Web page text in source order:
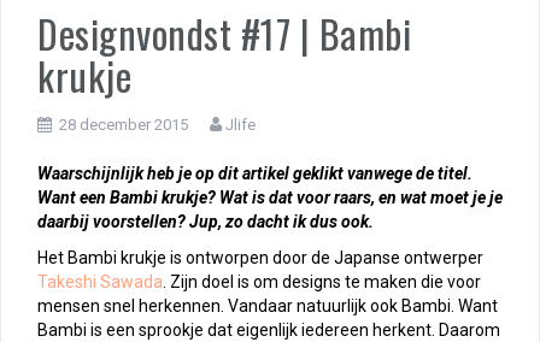
Designvondst #17 | Bambi
krukje
28 december 2015 Jlife
Waarschijnlijk heb je op dit artikel geklikt vanwege de titel.
Want een Bambi krukje? Wat is dat voor raars, en wat moet je je
daarbij voorstellen? Jup, zo dacht ik dus ook.
Het Bambi krukje is ontworpen door de Japanse ontwerper
Takeshi Sawada . Zijn doel is om designs te maken die voor
mensen snel herkennen. Vandaar natuurlijk ook Bambi. Want
Bambi is een sprookje dat eigenlijk iedereen herkent. Daarom